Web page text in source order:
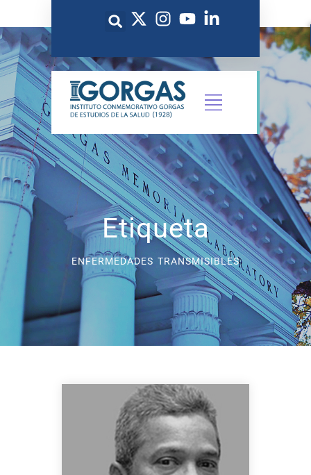
Etiqueta
ENFERMEDADES TRANSMISIBLES